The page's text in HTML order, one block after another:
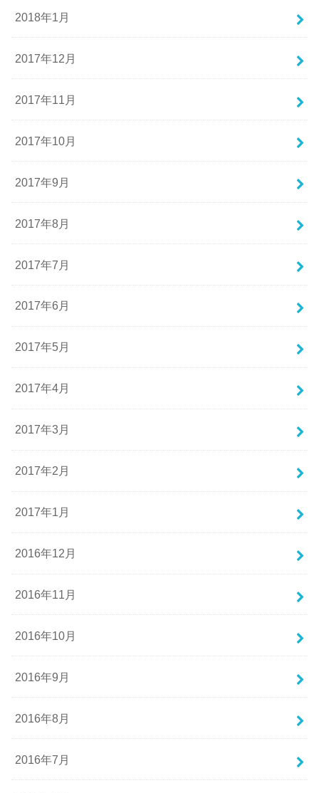
2018年1月
2017年12月
2017年11月
2017年10月
2017年9月
2017年8月
2017年7月
2017年6月
2017年5月
2017年4月
2017年3月
2017年2月
2017年1月
2016年12月
2016年11月
2016年10月
2016年9月
2016年8月
2016年7月